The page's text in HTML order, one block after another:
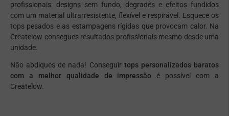
profissionais: designs sem fundo, degradês e efeitos fundidos
com um material ultrarresistente, flexível e respirável. Esquece os
tops pesados e as estampagens rígidas que provocam calor. Na
Createlow consegues resultados profissionais mesmo desde uma
unidade.
Não abdiques de nada! Conseguir tops personalizados baratos
com a melhor qualidade de impressão é possível com a
Createlow.